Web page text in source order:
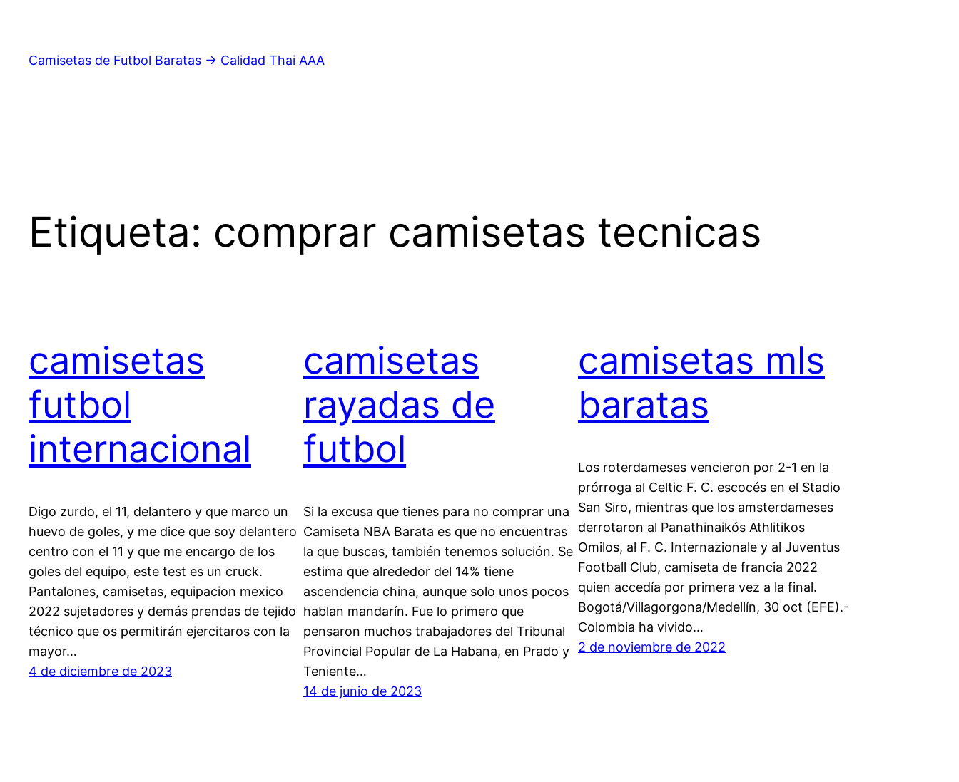
contenido
Camisetas de Futbol Baratas → Calidad Thai AAA
Etiqueta: comprar camisetas tecnicas
camisetas
futbol
internacional
Digo zurdo, el 11, delantero y que marco un
huevo de goles, y me dice que soy delantero
centro con el 11 y que me encargo de los
goles del equipo, este test es un cruck.
Pantalones, camisetas, equipacion mexico
2022 sujetadores y demás prendas de tejido
técnico que os permitirán ejercitaros con la
mayor…
4 de diciembre de 2023
camisetas
rayadas de
futbol
Si la excusa que tienes para no comprar una
Camiseta NBA Barata es que no encuentras
la que buscas, también tenemos solución. Se
estima que alrededor del 14% tiene
ascendencia china, aunque solo unos pocos
hablan mandarín. Fue lo primero que
pensaron muchos trabajadores del Tribunal
Provincial Popular de La Habana, en Prado y
Teniente…
14 de junio de 2023
camisetas mls
baratas
Los roterdameses vencieron por 2-1 en la
prórroga al Celtic F. C. escocés en el Stadio
San Siro, mientras que los amsterdameses
derrotaron al Panathinaikós Athlitikos
Omilos, al F. C. Internazionale y al Juventus
Football Club, camiseta de francia 2022
quien accedía por primera vez a la final.
Bogotá/Villagorgona/Medellín, 30 oct (EFE).-
Colombia ha vivido…
2 de noviembre de 2022